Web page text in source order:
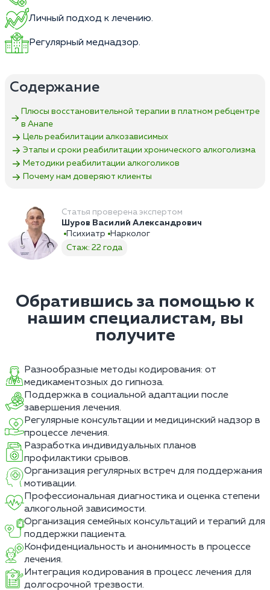
Личный подход к лечению.
Регулярный меднадзор.
Содержание
Плюсы восстановительной терапии в платном ребцентре
в Анапе
Цель реабилитации алкозависимых
Этапы и сроки реабилитации хронического алкоголизма
Методики реабилитации алкоголиков
Почему нам доверяют клиенты
Статья проверена экспертом
Шуров Василий Александрович
Психиатр
Нарколог
Стаж: 22 года
Обратившись за помощью к
нашим специалистам, вы
получите
Разнообразные методы кодирования: от
медикаментозных до гипноза.
Поддержка в социальной адаптации после
завершения лечения.
Регулярные консультации и медицинский надзор в
процессе лечения.
Разработка индивидуальных планов
профилактики срывов.
Организация регулярных встреч для поддержания
мотивации.
Профессиональная диагностика и оценка степени
алкогольной зависимости.
Организация семейных консультаций и терапий для
поддержки пациента.
Конфиденциальность и анонимность в процессе
лечения.
Интеграция кодирования в процесс лечения для
долгосрочной трезвости.